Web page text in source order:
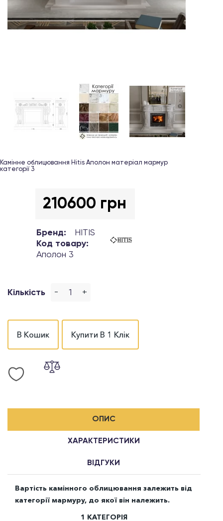
Камінне облицювання Hitis Аполон матеріал мармур
категорії 3
210600 грн
Бренд:
HITIS
Код товару:
Аполон 3
Кількість - +
В Кошик Купити В 1 Клік
ОПИС
ХАРАКТЕРИСТИКИ
ВІДГУКИ
Вартість камінного облицювання залежить від
категорії мармуру, до якої він належить.
1 КАТЕГОРІЯ